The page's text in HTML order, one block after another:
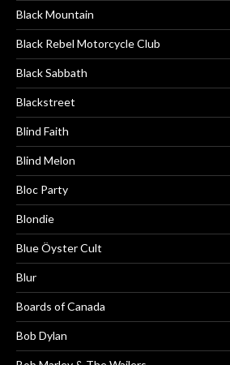
Black Mountain
Black Rebel Motorcycle Club
Black Sabbath
Blackstreet
Blind Faith
Blind Melon
Bloc Party
Blondie
Blue Öyster Cult
Blur
Boards of Canada
Bob Dylan